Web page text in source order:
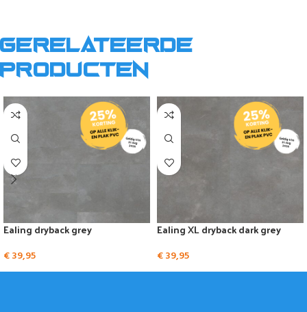
Gerelateerde
producten
Ealing dryback grey
€39,95
Ealing XL dryback dark grey
€39,95